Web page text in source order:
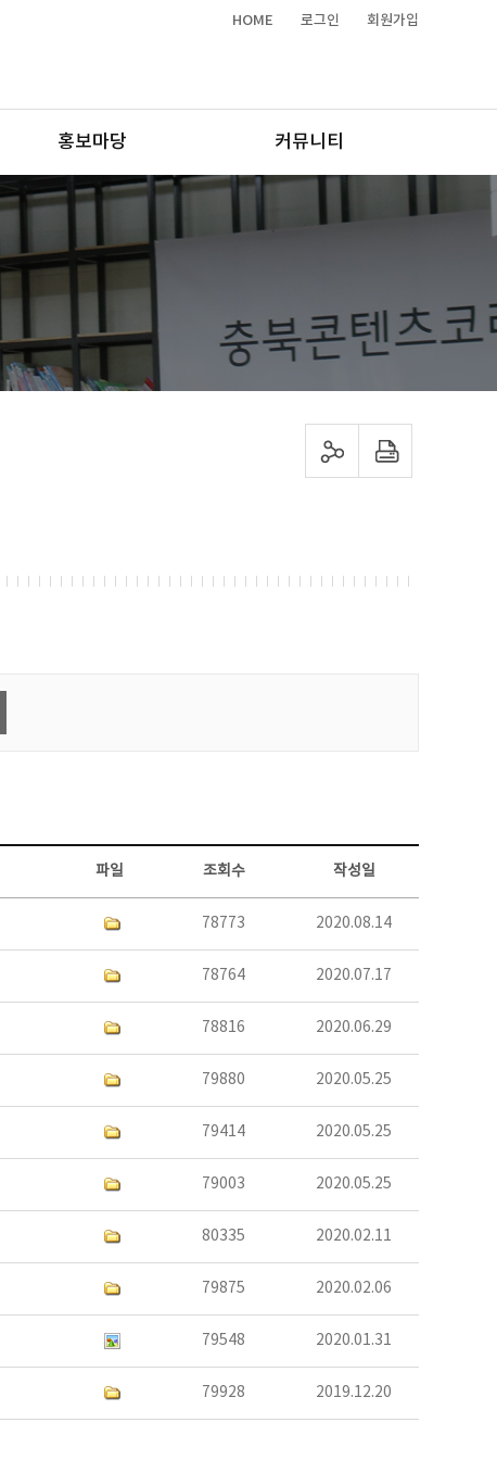
HOME 로그인 회원가입
홍보마당 커뮤니티
sns 공유하기 프린트하기
파일 조회수 작성일
78773 2020.08.14
78764 2020.07.17
78816 2020.06.29
79880 2020.05.25
79414 2020.05.25
79003 2020.05.25
80335 2020.02.11
79875 2020.02.06
79548 2020.01.31
79928 2019.12.20